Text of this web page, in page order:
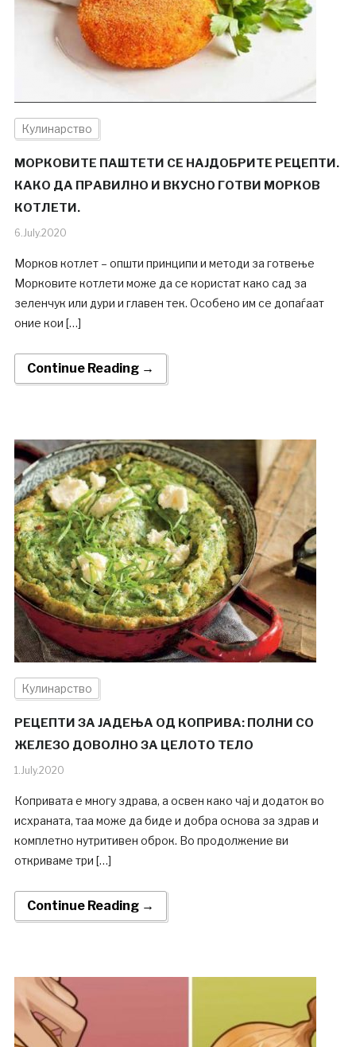
Кулинарство
МОРКОВИТЕ ПАШТЕТИ СЕ НАЈДОБРИТЕ РЕЦЕПТИ.
КАКО ДА ПРАВИЛНО И ВКУСНО ГОТВИ МОРКОВ
КОТЛЕТИ.
6.July.2020
Морков котлет – општи принципи и методи за готвење
Морковите котлети може да се користат како сад за
зеленчук или дури и главен тек. Особено им се допаѓаат
оние кои […]
Continue Reading →
Кулинарство
РЕЦЕПТИ ЗА ЈАДЕЊА ОД КОПРИВА: ПОЛНИ СО
ЖЕЛЕЗО ДОВОЛНО ЗА ЦЕЛОТО ТЕЛО
1.July.2020
Копривата е многу здрава, а освен како чај и додаток во
исхраната, таа може да биде и добра основа за здрав и
комплетно нутритивен оброк. Во продолжение ви
откриваме три […]
Continue Reading →